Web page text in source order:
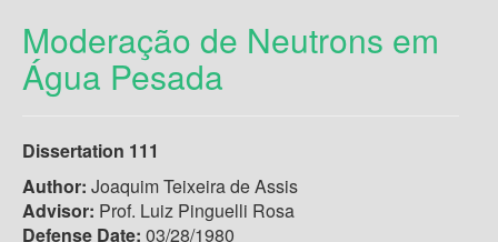
Moderação de Neutrons em
Água Pesada
Dissertation 111
Author: Joaquim Teixeira de Assis
Advisor: Prof. Luiz Pinguelli Rosa
Defense Date: 03/28/1980